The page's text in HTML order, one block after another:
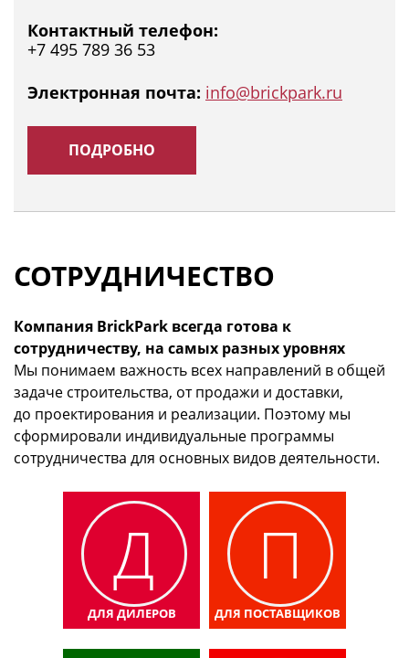
Контактный телефон:
+7 495 789 36 53
Электронная почта: info@brickpark.ru
ПОДРОБНО
СОТРУДНИЧЕСТВО
Компания BrickPark всегда готова к
сотрудничеству, на самых разных уровнях
Мы понимаем важность всех направлений в общей
задаче строительства, от продажи и доставки,
до проектирования и реализации. Поэтому мы
сформировали индивидуальные программы
сотрудничества для основных видов деятельности.
ДЛЯ ДИЛЕРОВ
Д
ДЛЯ ПОСТАВЩИКОВ
П